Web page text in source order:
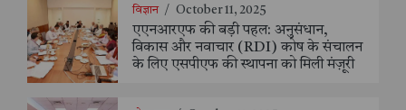
विज्ञान / October 11, 2025
एएनआरएफ की बड़ी पहल: अनुसंधान,
विकास और नवाचार (RDI) कोष के संचालन
के लिए एसपीएफ की स्थापना को मिली मंज़ूरी